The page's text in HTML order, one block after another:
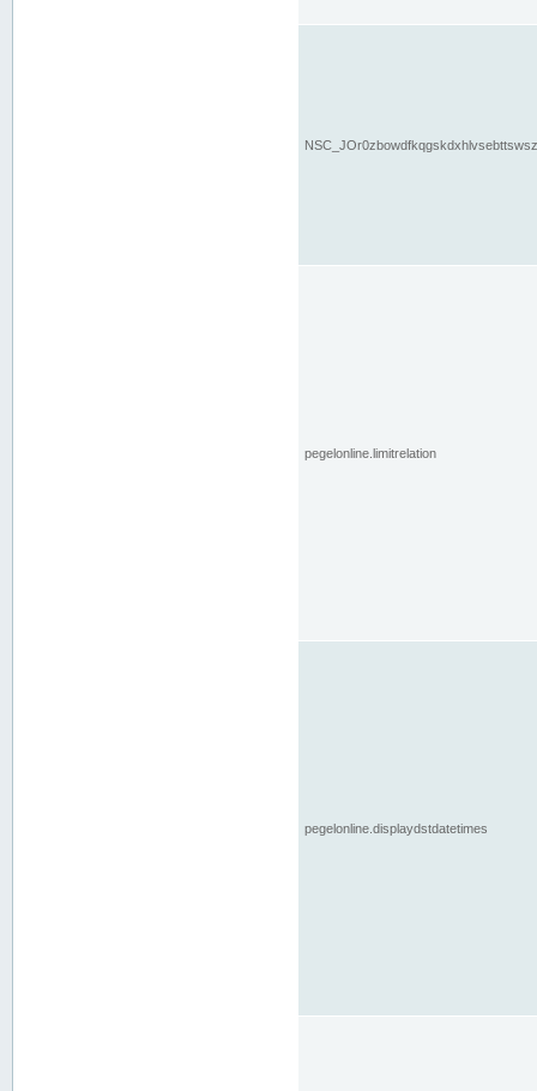
pegelonline.limitrelation
pegelonline.displaydstdatetimes